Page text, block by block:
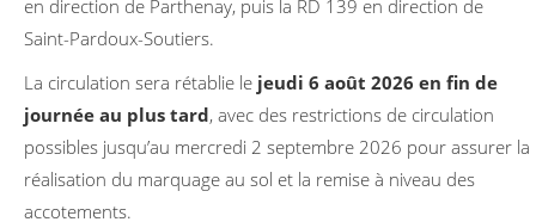
en direction de Parthenay, puis la RD 139 en direction de
Saint-Pardoux-Soutiers.
La circulation sera rétablie le jeudi 6 août 2026 en fin de
journée au plus tard, avec des restrictions de circulation
possibles jusqu’au mercredi 2 septembre 2026 pour assurer la
réalisation du marquage au sol et la remise à niveau des
accotements.